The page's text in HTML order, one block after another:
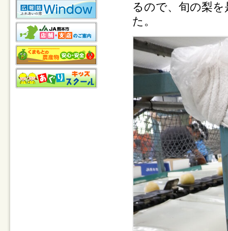
るので、旬の梨
た。